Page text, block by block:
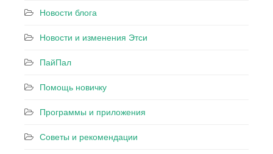
Новости блога
Новости и изменения Этси
ПайПал
Помощь новичку
Программы и приложения
Советы и рекомендации